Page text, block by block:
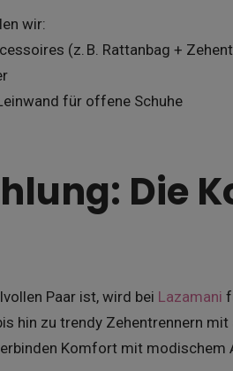
wir:
(z. B. Rattanbag +
für offene Schuhe
Die
Paar ist, wird bei Lazamani
hin zu trendy Zehentrennern
Komfort mit modischem